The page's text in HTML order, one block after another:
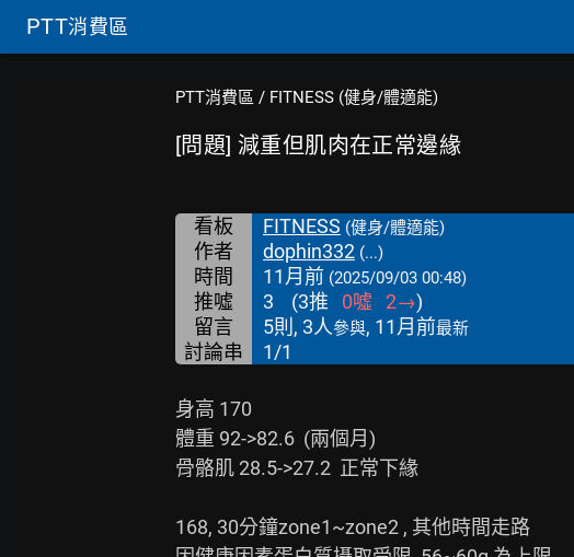
PTT消費區
PTT消費區 / FITNESS (健身/體適能)
[問題] 減重但肌肉在正常邊緣
看板 FITNESS (健身/體適能)
作者 dophin332 (...)
時間 11月前 (2025/09/03 00:48)
推噓 3 (3推 0噓 2→)
留言
5則, 3人參與, 11月前最新
討論串 1/1
身高 170
體重 92->82.6  (兩個月)
骨骼肌 28.5->27.2  正常下緣
168, 30分鐘zone1~zone2 , 其他時間走路